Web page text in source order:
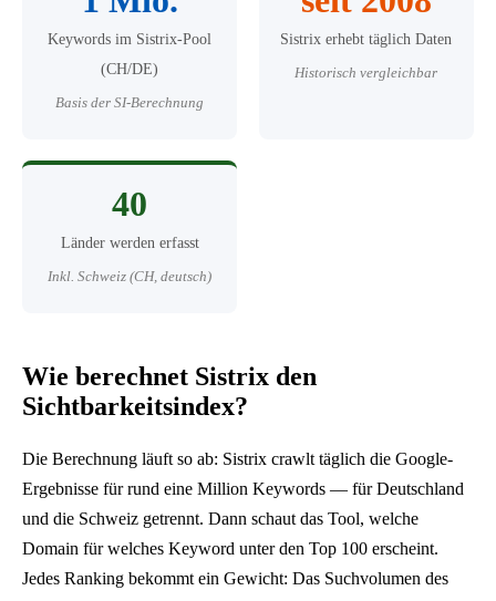
Keywords im Sistrix-Pool
(CH/DE)
Basis der SI-Berechnung
Sistrix erhebt täglich Daten
Historisch vergleichbar
40
Länder werden erfasst
Inkl. Schweiz (CH, deutsch)
Wie berechnet Sistrix den
Sichtbarkeitsindex?
Die Berechnung läuft so ab: Sistrix crawlt täglich die Google-
Ergebnisse für rund eine Million Keywords — für Deutschland
und die Schweiz getrennt. Dann schaut das Tool, welche
Domain für welches Keyword unter den Top 100 erscheint.
Jedes Ranking bekommt ein Gewicht: Das Suchvolumen des